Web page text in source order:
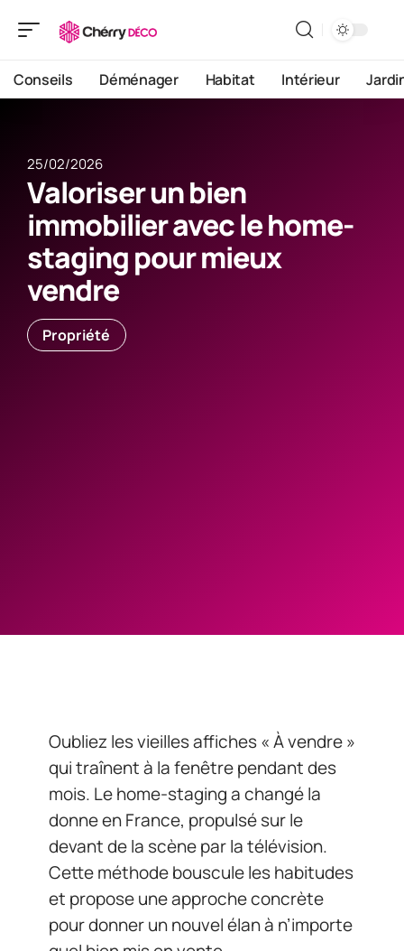
Conseils Déménager Habitat Intérieur
25/02/2026
Valoriser un bien
immobilier avec le home-
staging pour mieux
vendre
Propriété
Oubliez les vieilles affiches « À vendre »
qui traînent à la fenêtre pendant des
mois. Le home-staging a changé la
donne en France, propulsé sur le
devant de la scène par la télévision.
Cette méthode bouscule les habitudes
et propose une approche concrète
pour donner un nouvel élan à n’importe